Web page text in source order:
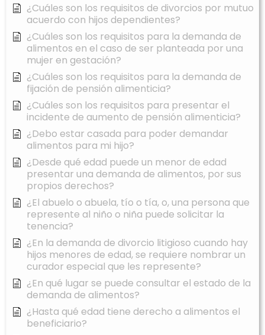
¿Cuáles son los requisitos de divorcios por mutuo
acuerdo con hijos dependientes?
¿Cuáles son los requisitos para la demanda de
alimentos en el caso de ser planteada por una
mujer en gestación?
¿Cuáles son los requisitos para la demanda de
fijación de pensión alimenticia?
¿Cuáles son los requisitos para presentar el
incidente de aumento de pensión alimenticia?
¿Debo estar casada para poder demandar
alimentos para mi hijo?
¿Desde qué edad puede un menor de edad
presentar una demanda de alimentos, por sus
propios derechos?
¿El abuelo o abuela, tío o tía, o, una persona que
represente al niño o niña puede solicitar la
tenencia?
¿En la demanda de divorcio litigioso cuando hay
hijos menores de edad, se requiere nombrar un
curador especial que les represente?
¿En qué lugar se puede consultar el estado de la
demanda de alimentos?
¿Hasta qué edad tiene derecho a alimentos el
beneficiario?